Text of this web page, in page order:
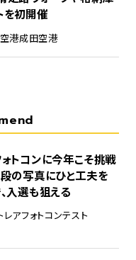
を初開催
港成田空港
トコンに今年こそ挑戦
段の写真にひと工夫を
入選も狙える
レアフォトコンテスト